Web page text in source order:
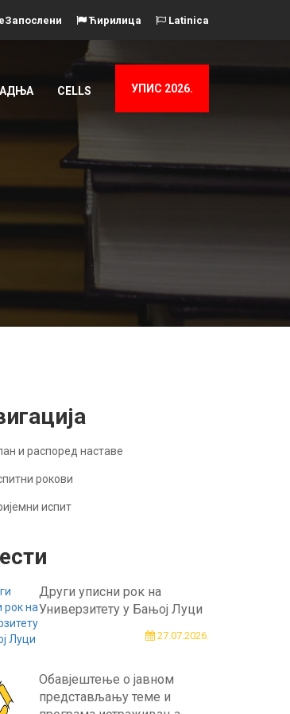
еЗапослени Ћирилица Latinica
CELLS УПИС 2026.
и распоред наставе
рокови
испит
Други уписни рок на
Универзитету у Бањој Луци
27.07.2026.
Обавјештење о јавном
представљању теме и